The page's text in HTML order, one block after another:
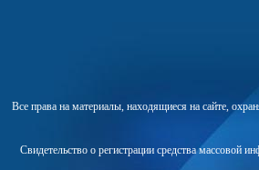
Все права на материалы, находящиеся на сайте,
Свидетельство о регистрации средства